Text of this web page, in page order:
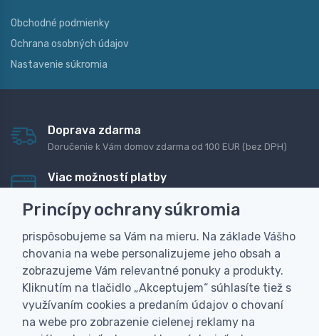
Obchodné podmienky
Ochrana osobných údajov
Nastavenie súkromia
Doprava zdarma
Doručenie k Vám domov zdarma od 100 EUR (bez DPH)
Viac možností platby
dobierku
Personalizácia
Vyrobíme Vám vlastný originálny darček
Skúsenosť
Široký sortiment, z ktorého Vám pomôžeme vybrať
Princípy ochrany súkromia
prispôsobujeme sa Vám na mieru. Na základe Vášho
chovania na webe personalizujeme jeho obsah a
zobrazujeme Vám relevantné ponuky a produkty.
Kliknutím na tlačidlo „Akceptujem“ súhlasíte tiež s
využívaním cookies a predaním údajov o chovaní
na webe pro zobrazenie cielenej reklamy na